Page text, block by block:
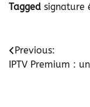
Tagged signature
Navigation
de
Previous:
IPTV Premium :